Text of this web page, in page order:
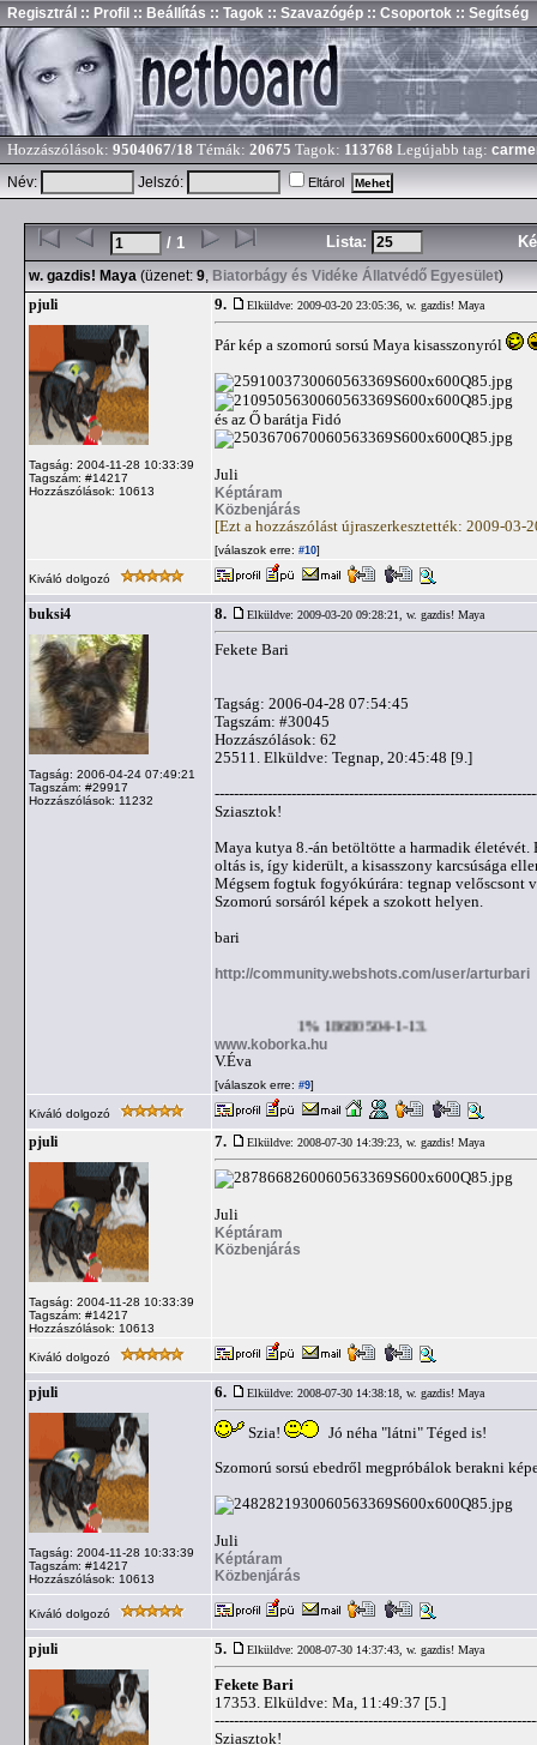
Regisztrál :: Profil :: Beállítás :: Tagok :: Szavazógép :: Csoportok :: Segítség
Hozzászólások: 9504067/18 Témák: 20675 Tagok: 113768 Legújabb tag:
Név:
Jelszó: Eltárol
/ 1 Lista:
w. gazdis! Maya (üzenet: 9, Biatorbágy és Vidéke Állatvédő Egyesület)
pjuli
Tagság: 2004-11-28 10:33:39
Tagszám: #14217
Hozzászólások: 10613
9. Elküldve: 2009-03-20 23:05:36, w. gazdis! Maya
Pár kép a szomorú sorsú Maya kisasszonyról
és az Ő barátja Fidó
Juli
Képtáram
Közbenjárás
[Ezt a hozzászólást újraszerkesztették: 2009-03-
[válaszok erre: #10]
Kiváló dolgozó
buksi4
Tagság: 2006-04-24 07:49:21
Tagszám: #29917
Hozzászólások: 11232
8. Elküldve: 2009-03-20 09:28:21, w. gazdis! Maya
Fekete Bari
Tagság: 2006-04-28 07:54:45
Tagszám: #30045
Hozzászólások: 62
25511. Elküldve: Tegnap, 20:45:48 [9.]
Sziasztok!
Maya kutya 8.-án betöltötte a harmadik
oltás is, így kiderült, a kisasszony karcsúsága
Mégsem fogtuk fogyókúrára: tegnap velőscsont
Szomorú sorsáról képek a szokott helyen.
bari
http://community.webshots.com/user/arturbari
1% 18680504-1-13.
www.koborka.hu
V.Éva
[válaszok erre: #9]
Kiváló dolgozó
pjuli
Tagság: 2004-11-28 10:33:39
Tagszám: #14217
Hozzászólások: 10613
7. Elküldve: 2008-07-30 14:39:23, w. gazdis! Maya
Juli
Képtáram
Közbenjárás
Kiváló dolgozó
pjuli
Tagság: 2004-11-28 10:33:39
Tagszám: #14217
Hozzászólások: 10613
6. Elküldve: 2008-07-30 14:38:18, w. gazdis! Maya
Szia! Jó néha "látni" Téged is!
Szomorú sorsú ebedről megpróbálok berakni
Juli
Képtáram
Közbenjárás
Kiváló dolgozó
pjuli 5. Elküldve: 2008-07-30 14:37:43, w. gazdis! Maya
Fekete Bari
17353. Elküldve: Ma, 11:49:37 [5.]
Sziasztok!